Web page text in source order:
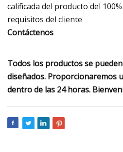
calificada del producto del
requisitos del cliente
Contáctenos
Todos los productos se
diseñados. Proporcionaremos
dentro de las 24 horas.